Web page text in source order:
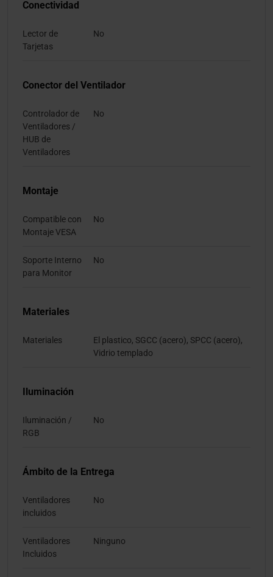
Conectividad
Lector de
Tarjetas
No
Conector del Ventilador
Controlador de
Ventiladores /
HUB de
Ventiladores
No
Montaje
Compatible con
Montaje VESA
No
Soporte Interno
para Monitor
No
Materiales
Materiales
El plastico, SGCC (acero), SPCC (acero),
Vidrio templado
Iluminación
Iluminación /
RGB
No
Ámbito de la Entrega
Ventiladores
incluidos
No
Ventiladores
Incluidos
Ninguno